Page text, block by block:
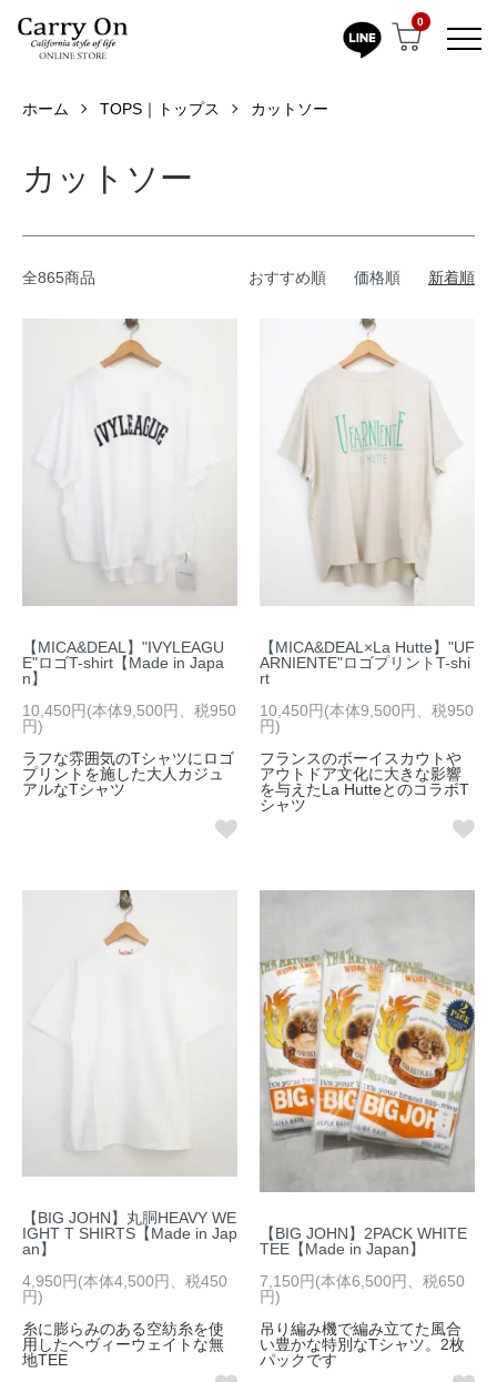
0
ホーム TOPS｜トップス カットソー
カットソー
全865商品 おすすめ順 価格順 新着順
【MICA&DEAL】"IVYLEAGU
E"ロゴT-shirt【Made in Japa
n】
10,450円(本体9,500円、税950
円)
ラフな雰囲気のTシャツにロゴ
プリントを施した大人カジュ
アルなTシャツ
【MICA&DEAL×La Hutte】"UF
ARNIENTE"ロゴプリントT-shi
rt
10,450円(本体9,500円、税950
円)
フランスのボーイスカウトや
アウトドア文化に大きな影響
を与えたLa HutteとのコラボT
シャツ
【BIG JOHN】丸胴HEAVY WE
IGHT T SHIRTS【Made in Jap
an】
4,950円(本体4,500円、税450
円)
糸に膨らみのある空紡糸を使
用したヘヴィーウェイトな無
地TEE
【BIG JOHN】2PACK WHITE
TEE【Made in Japan】
7,150円(本体6,500円、税650
円)
吊り編み機で編み立てた風合
い豊かな特別なTシャツ。2枚
パックです